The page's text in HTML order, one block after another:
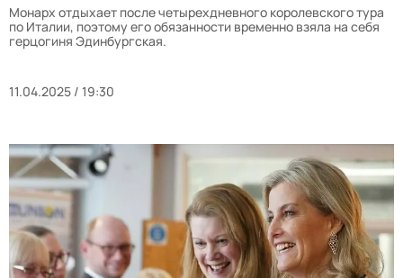
Монарх отдыхает после четырехдневного королевского тура
по Италии, поэтому его обязанности временно взяла на себя
герцогиня Эдинбургская.
11.04.2025 / 19:30